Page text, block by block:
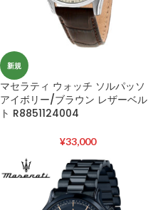
新規
マセラティ ウォッチ ソルパッソ
アイボリー/ブラウン レザーベル
ト R8851124004
¥33,000